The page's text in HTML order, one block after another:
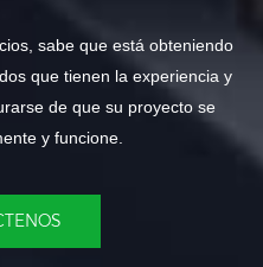
sabe que está obteniendo
que tienen la experiencia y
de que su proyecto se
y funcione.